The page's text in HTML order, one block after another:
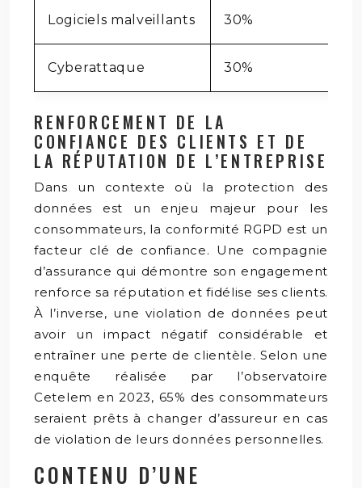
Logiciels malveillants 30%
Cyberattaque 30%
RENFORCEMENT DE LA
CONFIANCE DES CLIENTS ET DE
LA RÉPUTATION DE L’ENTREPRISE
Dans un contexte où la protection des
données est un enjeu majeur pour les
consommateurs, la conformité RGPD est un
facteur clé de confiance. Une compagnie
d’assurance qui démontre son engagement
renforce sa réputation et fidélise ses clients.
À l’inverse, une violation de données peut
avoir un impact négatif considérable et
entraîner une perte de clientèle. Selon une
enquête réalisée par l’observatoire
Cetelem en 2023, 65% des consommateurs
seraient prêts à changer d’assureur en cas
de violation de leurs données personnelles.
CONTENU D’UNE